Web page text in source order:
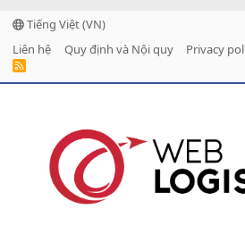
Tiếng Việt (VN)
Liên hệ
Quy định và Nội quy Privacy
R